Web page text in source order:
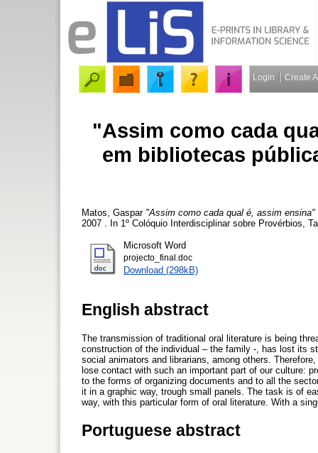
Login Create
"Assim como cada
em bibliotecas
Matos, Gaspar "Assim como cada qual é, assim
2007 . In 1º Colóquio Interdisciplinar sobre Provérbios,
Microsoft Word
projecto_final.doc
Download (298kB)
English abstract
The transmission of traditional oral literature is being
construction of the individual – the family -, has lost its
social animators and librarians, among others.
lose contact with such an important part of our culture:
to the forms of organizing documents and to all the
it in a graphic way, trough small panels. The task is of
way, with this particular form of oral literature. With a
Portuguese abstract